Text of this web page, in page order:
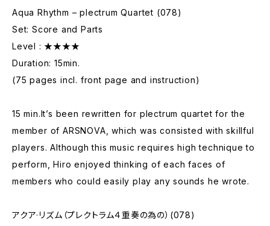
Aqua Rhythm – plectrum Quartet (078)
Set: Score and Parts
Level : ★★★★
Duration: 15min.
(75 pages incl. front page and instruction)
15 min.It’s been rewritten for plectrum quartet for the
member of ARSNOVA, which was consisted with skillful
players. Although this music requires high technique to
perform, Hiro enjoyed thinking of each faces of
members who could easily play any sounds he wrote.
アクア·リズム（プレクトラム４重奏の為の）(078)